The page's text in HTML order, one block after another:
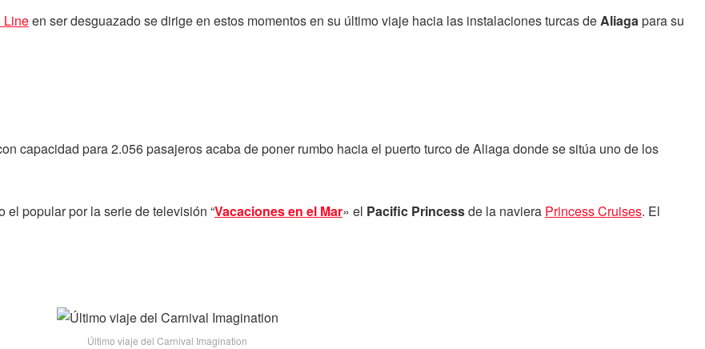
Lineen ser desguazado se dirige en estos momentos en su último viaje hacia las instalaciones turcas de Aliaga para su
capacidad para 2.056 pasajeros acaba de poner rumbo hacia el puerto turco de Aliaga donde se sitúa uno de los
el popular por la serie de televisión “Vacaciones en el Mar» el Pacific Princessde la naviera Princess Cruises. El
Último viaje del Carnival Imagination